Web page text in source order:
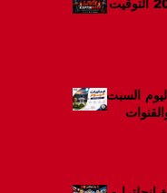
كأس العالم 2026 التوقيت
السبت
07-2026 والقنوات